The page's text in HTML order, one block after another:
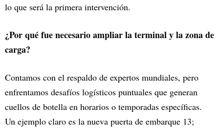
lo que será la primera intervención.
¿Por qué fue necesario ampliar la terminal y la zona de
carga?
Contamos con el respaldo de expertos mundiales, pero
enfrentamos desafíos logísticos puntuales que generan
cuellos de botella en horarios o temporadas específicas.
Un ejemplo claro es la nueva puerta de embarque 13;